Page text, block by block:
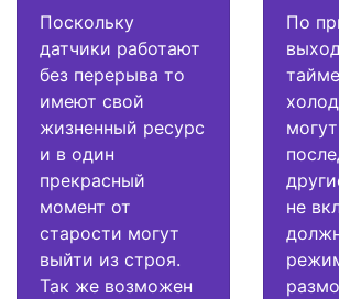
Поскольку
датчики работают
без перерыва то
имеют свой
жизненный ресурс
и в один
прекрасный
момент от
старости могут
выйти из строя.
Так же возможен
По
могут
не